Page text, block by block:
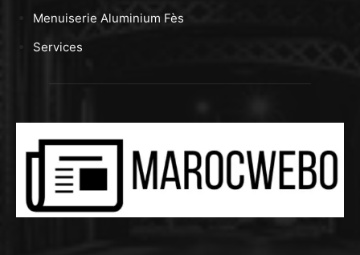
Menuiserie Aluminium Fès
Services